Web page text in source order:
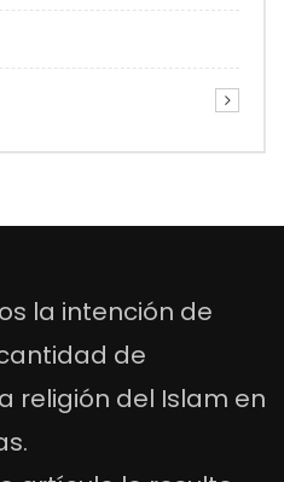
la intención de
de
religión del Islam en